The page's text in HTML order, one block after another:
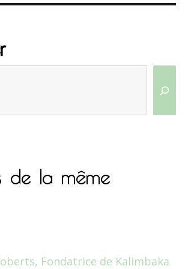
de la même
Fondatrice de Kalimbaka